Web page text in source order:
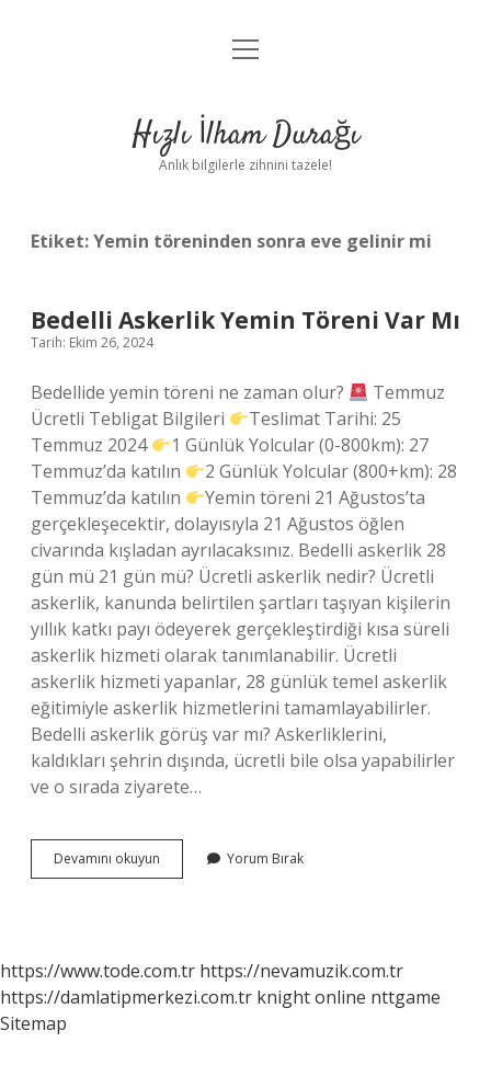
Anasayfa
Yasal Uyarı
menüyü
Hızlı İlham Durağı
Anlık bilgilerle zihnini tazele!
Etiket:Yemin töreninden sonra eve gelinir mi
Bedelli Askerlik Yemin Töreni Var Mı
Tarih: Ekim 26, 2024
Bedellide yemin töreni ne zaman olur?
Temmuz
Ücretli Tebligat Bilgileri
Teslimat Tarihi: 25
Temmuz 2024
1 Günlük Yolcular (0-800km): 27
Temmuz’da katılın
2 Günlük Yolcular (800+km): 28
Temmuz’da katılın
Yemin töreni 21 Ağustos’ta
gerçekleşecektir, dolayısıyla 21 Ağustos öğlen
civarında kışladan ayrılacaksınız. Bedelli askerlik 28
gün mü 21 gün mü? Ücretli askerlik nedir? Ücretli
askerlik, kanunda belirtilen şartları taşıyan kişilerin
yıllık katkı payı ödeyerek gerçekleştirdiği kısa süreli
askerlik hizmeti olarak tanımlanabilir. Ücretli
askerlik hizmeti yapanlar, 28 günlük temel askerlik
eğitimiyle askerlik hizmetlerini tamamlayabilirler.
Bedelli askerlik görüş var mı? Askerliklerini,
kaldıkları şehrin dışında, ücretli bile olsa yapabilirler
ve o sırada ziyarete…
Devamını okuyun
Askerlik
Yorum Bırak
https://www.tode.com.tr https://nevamuzik.com.tr
https://damlatipmerkezi.com.tr knight online nttgame
Sitemap